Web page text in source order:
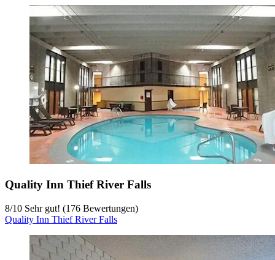
Quality Inn Thief River Falls
8/10 Sehr gut! (176 Bewertungen)
Quality Inn Thief River Falls